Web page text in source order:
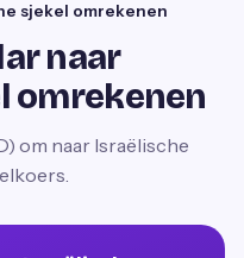
sjekel omrekenen
naar
omrekenen
om naar Israëlische